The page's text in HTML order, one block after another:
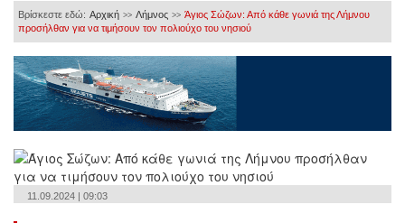
Βρίσκεστε εδώ: Αρχική >> Λήμνος >> Άγιος Σώζων: Από κάθε γωνιά της Λήμνου
προσήλθαν για να τιμήσουν τον πολιούχο του νησιού
11.09.2024 | 09:03